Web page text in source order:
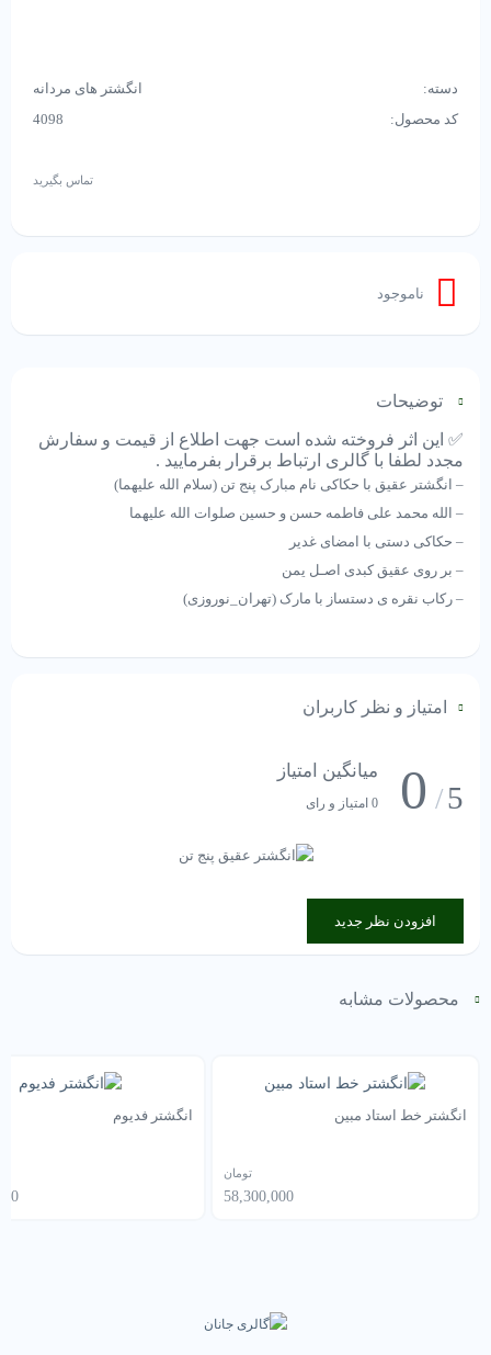
دسته:
انگشتر های مردانه
کد محصول:
4098
تماس بگیرید
ناموجود
توضیحات
✅ این اثر فروخته شده است جهت اطلاع از قیمت و سفارش
مجدد لطفا با گالری ارتباط برقرار بفرمایید .
– انگشتر عقیق با حکاکی نام مبارک پنج تن (سلام الله علیهما)
– الله محمد علی فاطمه حسن و حسین صلوات الله علیهما
– حکاکی دستی با امضای غدیر
– بر روی عقیق کبدی اصـل یمن
– رکاب نقره ی دستساز با مارک (تهران_نوروزی)
امتیاز و نظر کاربران
5
/
0 میانگین امتیاز
0 امتیاز و رای
افزودن نظر جدید
محصولات مشابه
انگشتر خط استاد مبین
58,300,000
تومان
انگشتر فدیوم